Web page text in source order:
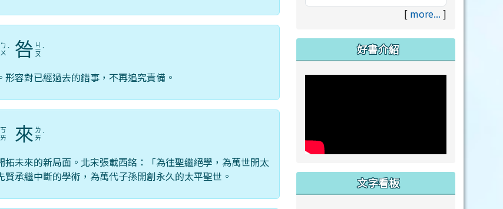
ㄅ
ㄨ ˋ 咎 ㄐ
ㄧ
ㄡ
ˋ
形容對已經過去的錯事，不再追究責備。
ㄎ
ㄞ
來 ㄌ
ㄞ ˊ
拓未來的新局面。北宋張載西銘：「為往聖繼絕學，為萬世開太
承繼中斷的學術，為萬代子孫開創永久的太平聖世。
[ more... ]
好書介紹
文字看板